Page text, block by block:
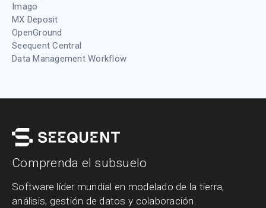
Imago
MX Deposit
OpenGround
Seequent Central
Data Management Workflow
Comprenda el subsuelo
Software líder mundial en modelado de la tierra,
análisis, gestión de datos y colaboración.